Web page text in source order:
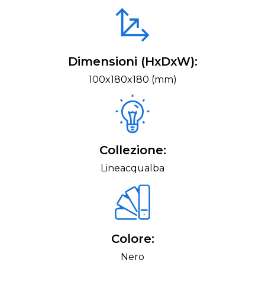
Dimensioni (HxDxW):
100x180x180 (mm)
Collezione:
Lineacqualba
Colore:
Nero